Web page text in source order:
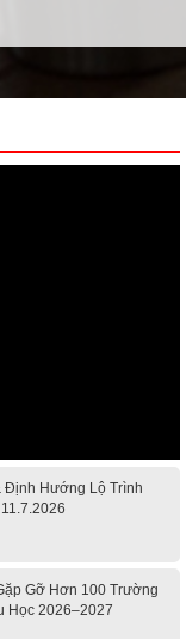
Định Hướng Lộ Trình
Gỡ Hơn 100 Trường
Học 2026–2027